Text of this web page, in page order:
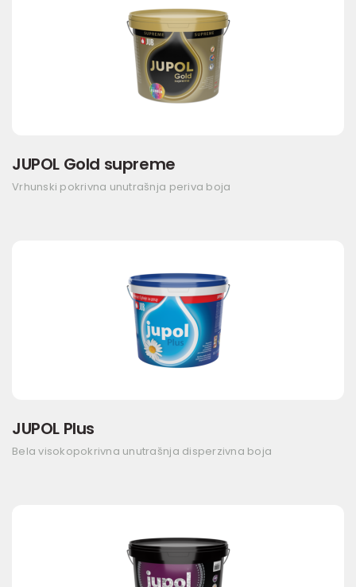
JUPOL Gold supreme
Vrhunski pokrivna unutrašnja periva boja
JUPOL Plus
Bela visokopokrivna unutrašnja disperzivna boja